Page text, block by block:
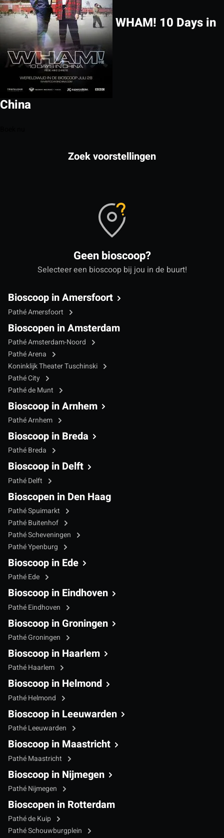
WHAM! 10 Days in
China
Zoek voorstellingen
Geen bioscoop?
Selecteer een bioscoop bij jou in de buurt!
Bioscoop in Amersfoort
Pathé Amersfoort
Bioscopen in Amsterdam
Pathé Amsterdam-Noord
Pathé Arena
Koninklijk Theater Tuschinski
Pathé City
Pathé de Munt
Bioscoop in Arnhem
Pathé Arnhem
Bioscoop in Breda
Pathé Breda
Bioscoop in Delft
Pathé Delft
Bioscopen in Den Haag
Pathé Spuimarkt
Pathé Buitenhof
Pathé Scheveningen
Pathé Ypenburg
Bioscoop in Ede
Pathé Ede
Bioscoop in Eindhoven
Pathé Eindhoven
Bioscoop in Groningen
Pathé Groningen
Bioscoop in Haarlem
Pathé Haarlem
Bioscoop in Helmond
Pathé Helmond
Bioscoop in Leeuwarden
Pathé Leeuwarden
Bioscoop in Maastricht
Pathé Maastricht
Bioscoop in Nijmegen
Pathé Nijmegen
Bioscopen in Rotterdam
Pathé de Kuip
Pathé Schouwburgplein